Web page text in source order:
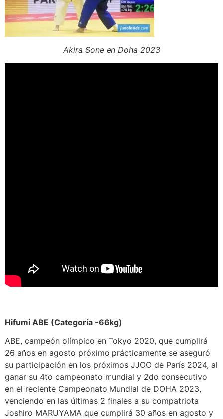
Akira Sone en Doha 2023
Hifumi ABE (Categoría -66kg)
ABE, campeón olímpico en Tokyo 2020, que cumplirá
26 años en agosto próximo prácticamente se aseguró
su participación en los próximos JJOO de París 2024, al
ganar su 4to campeonato mundial y 2do consecutivo
en el reciente Campeonato Mundial de DOHA 2023,
venciendo en las últimas 2 finales a su compatriota
Joshiro MARUYAMA que cumplirá 30 años en agosto y